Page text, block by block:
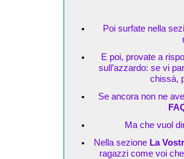
Poi surfate nella
E poi, provate a
sull’azzardo: se vi
chissà,
Se ancora non ne
Ma che vuol
Nella sezioneLa
ragazzi come voi